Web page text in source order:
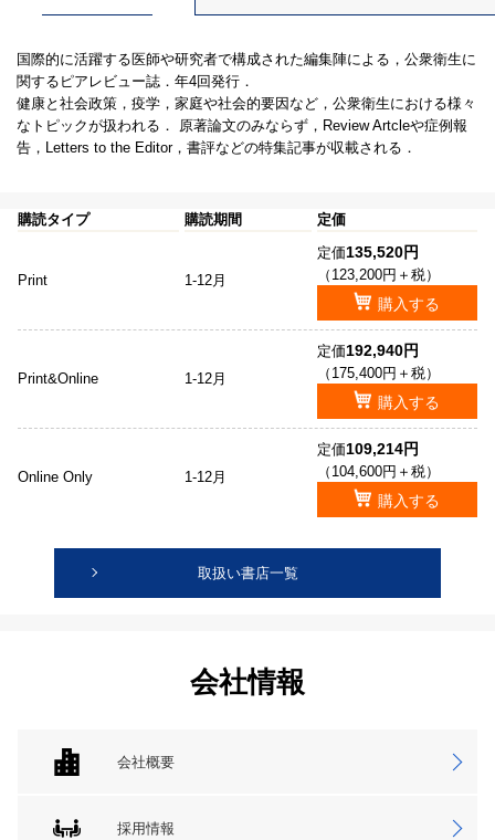
国際的に活躍する医師や研究者で構成された編集陣による，公衆衛生に
関するピアレビュー誌．年4回発行．
健康と社会政策，疫学，家庭や社会的要因など，公衆衛生における様々
なトピックが扱われる． 原著論文のみならず，Review Artcleや症例報
告，Letters to the Editor，書評などの特集記事が収載される．
購読タイプ 購読期間 定価
Print 1-12月
定価135,520円
（123,200円＋税）
購入する
Print&Online 1-12月
定価192,940円
（175,400円＋税）
購入する
Online Only 1-12月
定価109,214円
（104,600円＋税）
購入する
取扱い書店一覧
会社情報
会社概要
採用情報